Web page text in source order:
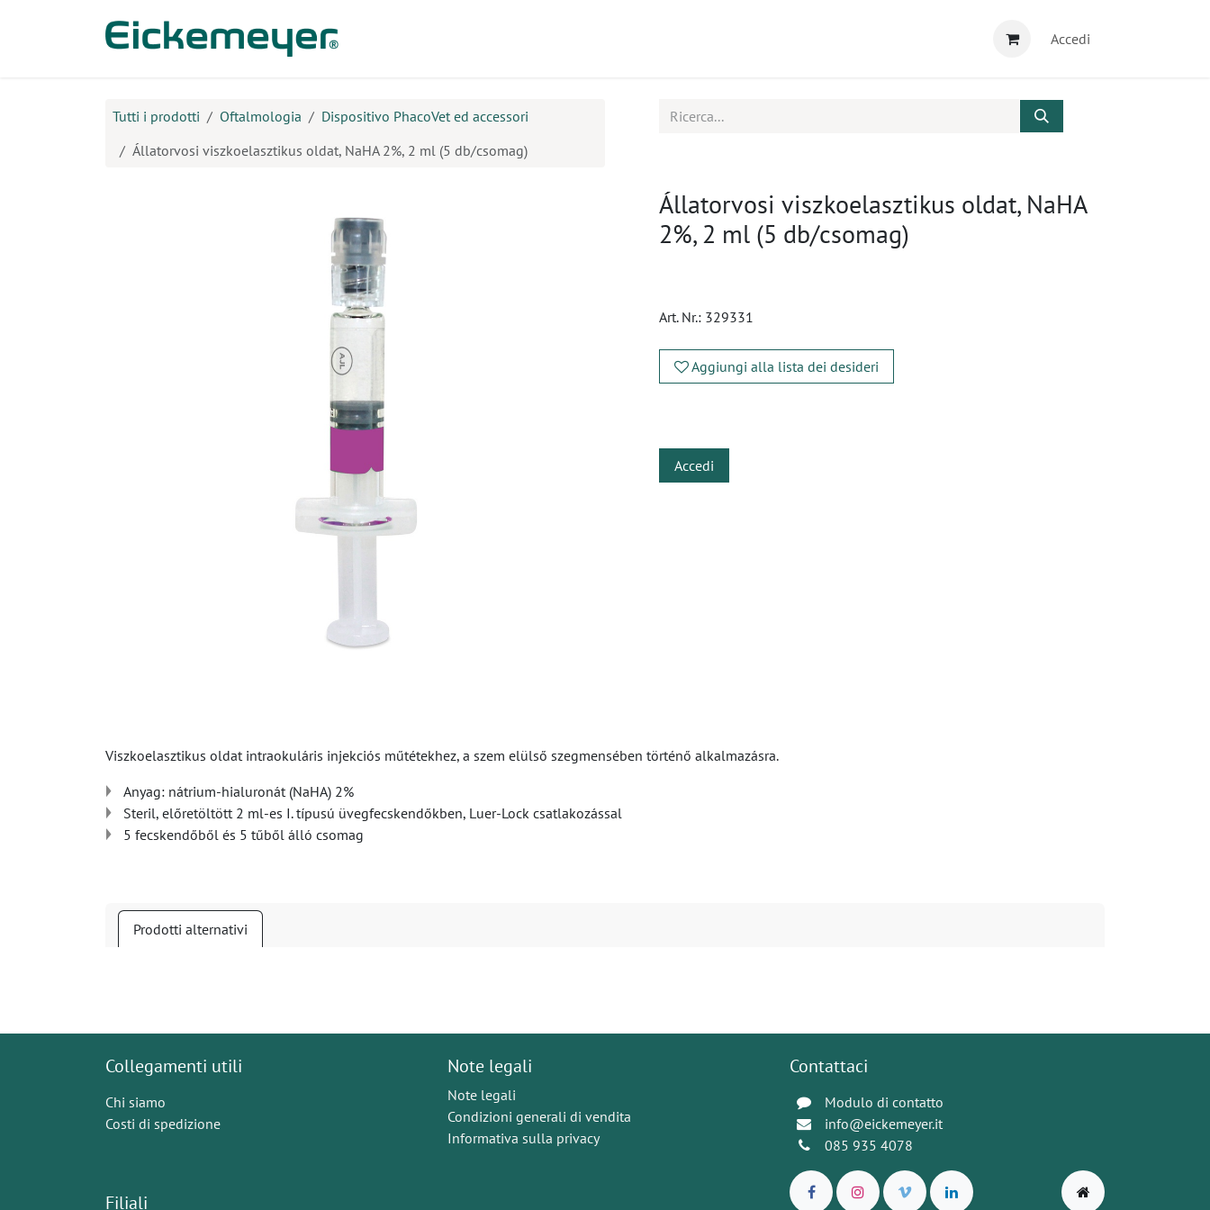
Accedi
Tutti i prodotti Oftalmologia
Dispositivo PhacoVet ed accessori
Állatorvosi viszkoelasztikus oldat, NaHA 2%, 2 ml (5 db/csomag)
Állatorvosi viszkoelasztikus oldat, NaHA
2%, 2 ml (5 db/csomag)
Art. Nr.: 329331
Aggiungi alla lista dei desideri
Accedi
Viszkoelasztikus oldat intraokuláris injekciós műtétekhez, a szem elülső szegmensében történő alkalmazásra.
Anyag: nátrium-hialuronát (NaHA) 2%
Steril, előretöltött 2 ml-es I. típusú üvegfecskendőkben, Luer-Lock csatlakozással
5 fecskendőből és 5 tűből álló csomag
Prodotti alternativi
Collegamenti utili
Chi siamo
Costi di spedizione
Filiali
Note legali
Note legali
Condizioni generali di vendita
Informativa sulla privacy
Contattaci
Modulo di contatto
info@eickemeyer.it
085 935 4078